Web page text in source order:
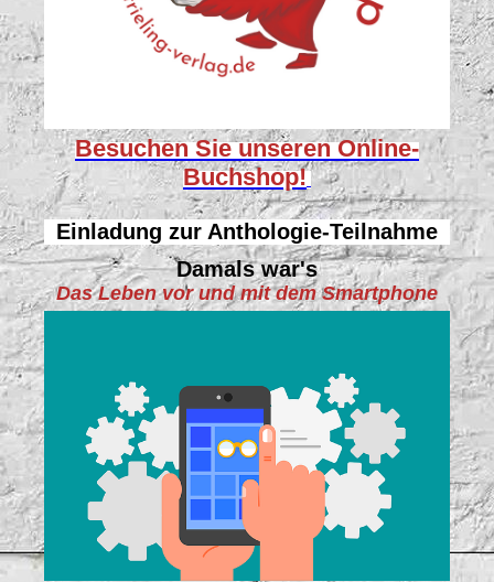
Besuchen Sie unserenOnline-
Buchshop!
Einladung zur Anthologie-Teilnahme
Damals war's
Das Leben vor und mit dem Smartphone